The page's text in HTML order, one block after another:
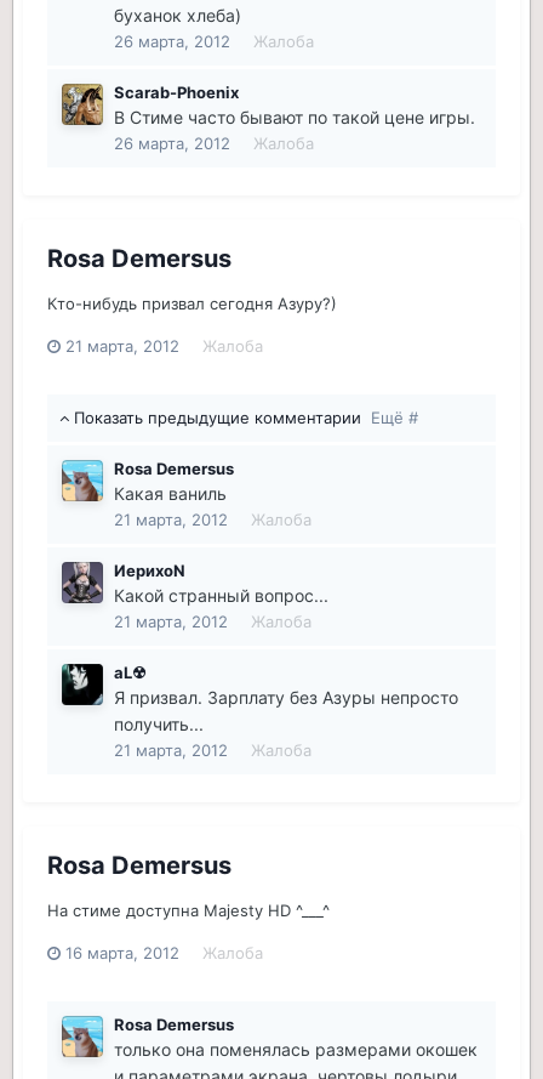
буханок хлеба)
26 марта, 2012 Жалоба
Scarab-Phoenix
В Стиме часто бывают по такой цене игры.
26 марта, 2012 Жалоба
Rosa Demersus
Кто-нибудь призвал сегодня Азуру?)
21 марта, 2012 Жалоба
Показать предыдущие комментарии Ещё #
Rosa Demersus
Какая ваниль
21 марта, 2012 Жалоба
ИерихоN
Какой странный вопрос...
21 марта, 2012 Жалоба
aL☢
Я призвал. Зарплату без Азуры непросто
получить...
21 марта, 2012 Жалоба
Rosa Demersus
На стиме доступна Majesty HD ^___^
16 марта, 2012 Жалоба
Rosa Demersus
только она поменялась размерами окошек